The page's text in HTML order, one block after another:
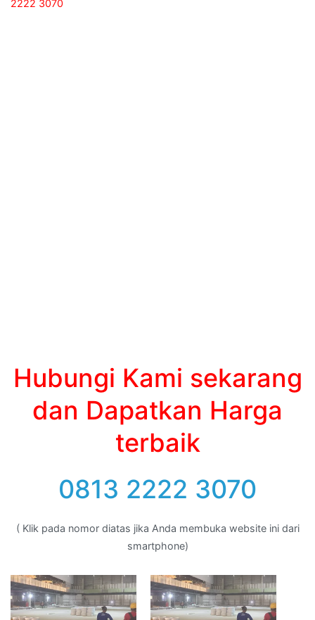
2222 3070
Hubungi Kami sekarang
dan Dapatkan Harga
terbaik
0813 2222 3070
( Klik pada nomor diatas jika Anda membuka website ini dari
smartphone)